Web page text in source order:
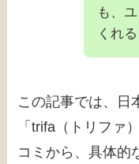
も、
くれる
この記事では、日
「trifa（トリファ
コミから、具体的